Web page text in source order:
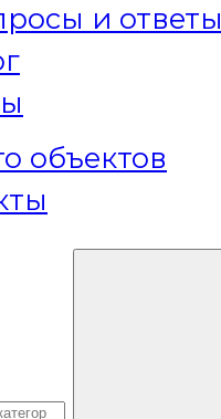
и ответы
объектов